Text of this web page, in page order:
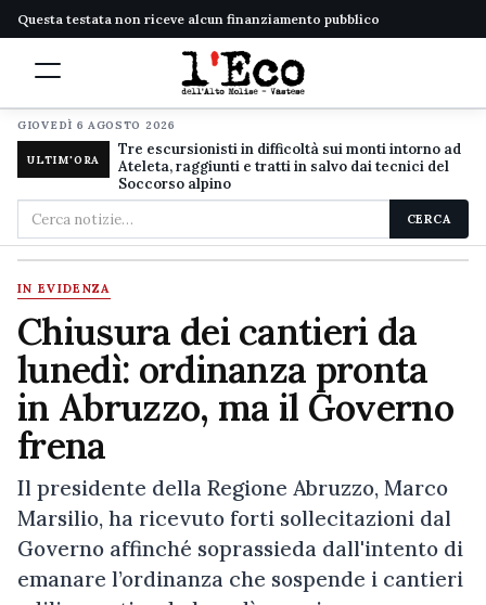
Questa testata non riceve alcun finanziamento pubblico
GIOVEDÌ 6 AGOSTO 2026
ULTIM'ORA
Tre escursionisti in difficoltà sui monti intorno ad
Ateleta, raggiunti e tratti in salvo dai tecnici del
Soccorso alpino
Cerca
nel
sito
CERCA
IN EVIDENZA
Chiusura dei cantieri da
lunedì: ordinanza pronta
in Abruzzo, ma il Governo
frena
Il presidente della Regione Abruzzo, Marco
Marsilio, ha ricevuto forti sollecitazioni dal
Governo affinché soprassieda dall'intento di
emanare l’ordinanza che sospende i cantieri